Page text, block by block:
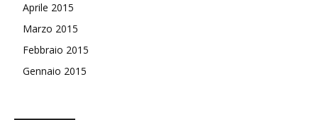
Aprile 2015
Marzo 2015
Febbraio 2015
Gennaio 2015